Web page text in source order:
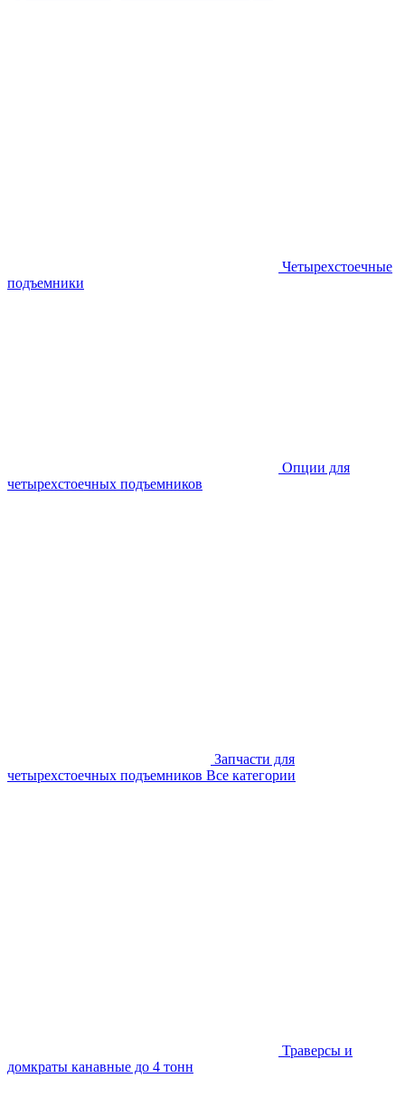
Четырехстоечные
подъемники
Опции для
четырехстоечных подъемников
Запчасти для
четырехстоечных подъемников Все категории
Траверсы и
домкраты канавные до 4 тонн